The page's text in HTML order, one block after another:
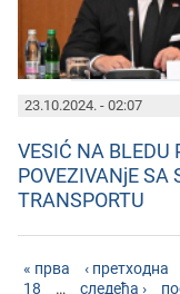
23.10.2024. - 02:07
VESIĆ NA BLEDU
POVEZIVANjE
TRANSPORTU
« прва ‹ претходна
18
… следећа ›